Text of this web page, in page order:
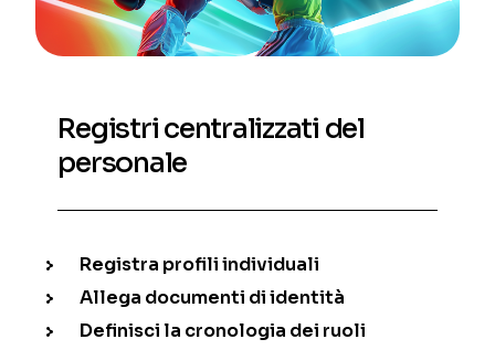
Registri centralizzati del
personale
Registra profili individuali
Allega documenti di identità
Definisci la cronologia dei ruoli